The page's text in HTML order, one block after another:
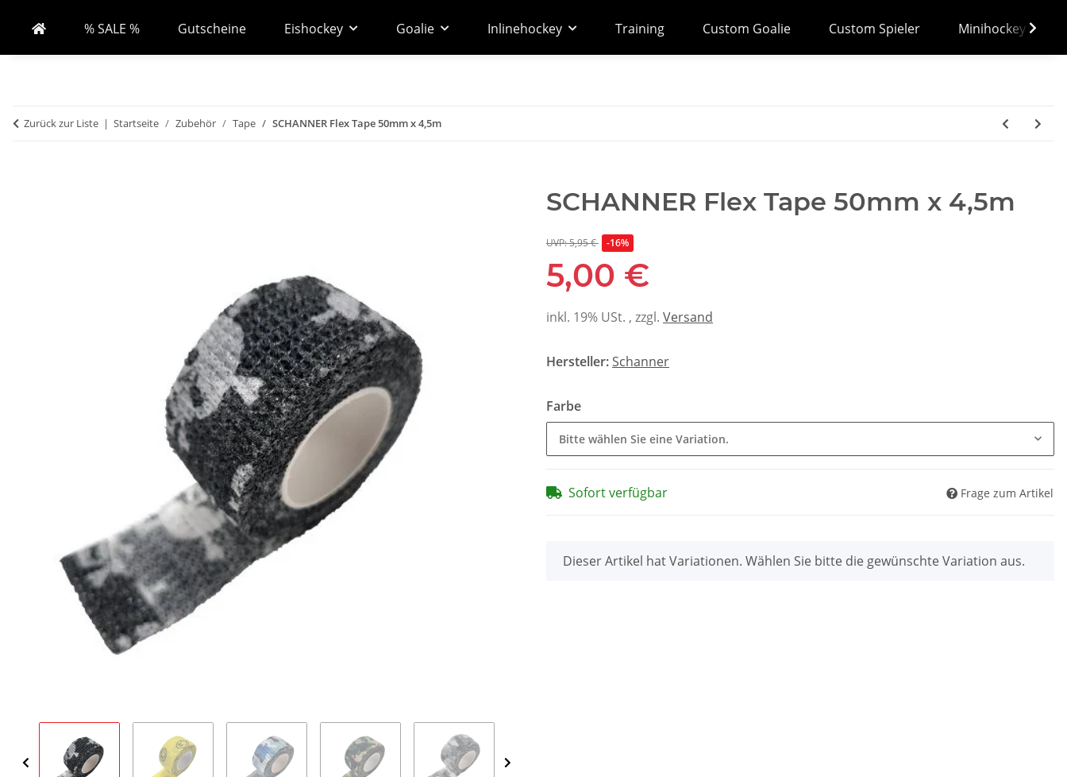
% SALE % Gutscheine Eishockey Goalie Inlinehockey Training Custom Goalie Custom Spieler Minihockey
Zurück zur Liste Startseite Zubehör Tape SCHANNER Flex Tape 50mm x 4,5m
SCHANNER Flex Tape 50mm x 4,5m
UVP: 5,95 € -16%
5,00 €
inkl. 19% USt. , zzgl. Versand
Hersteller: Schanner
Farbe
Bitte wählen Sie eine Variation.
Sofort verfügbar Frage zum Artikel
x
Dieser Artikel hat Variationen. Wählen Sie bitte die gewünschte Variation aus.